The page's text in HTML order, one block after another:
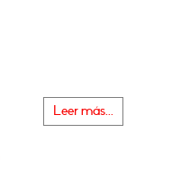
Leer más...